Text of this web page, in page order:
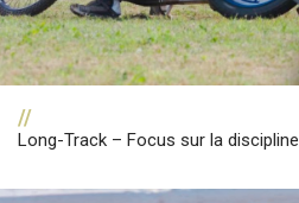
//
Long-Track – Focus sur la discipline